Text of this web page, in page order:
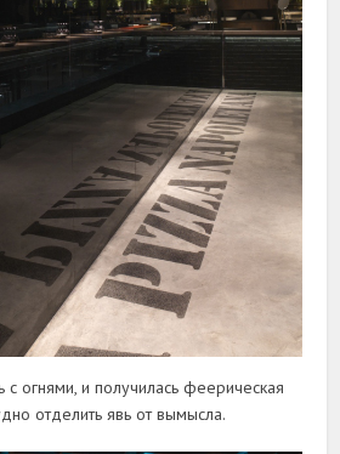
огнями, и получилась феерическая
отделить явь от вымысла.